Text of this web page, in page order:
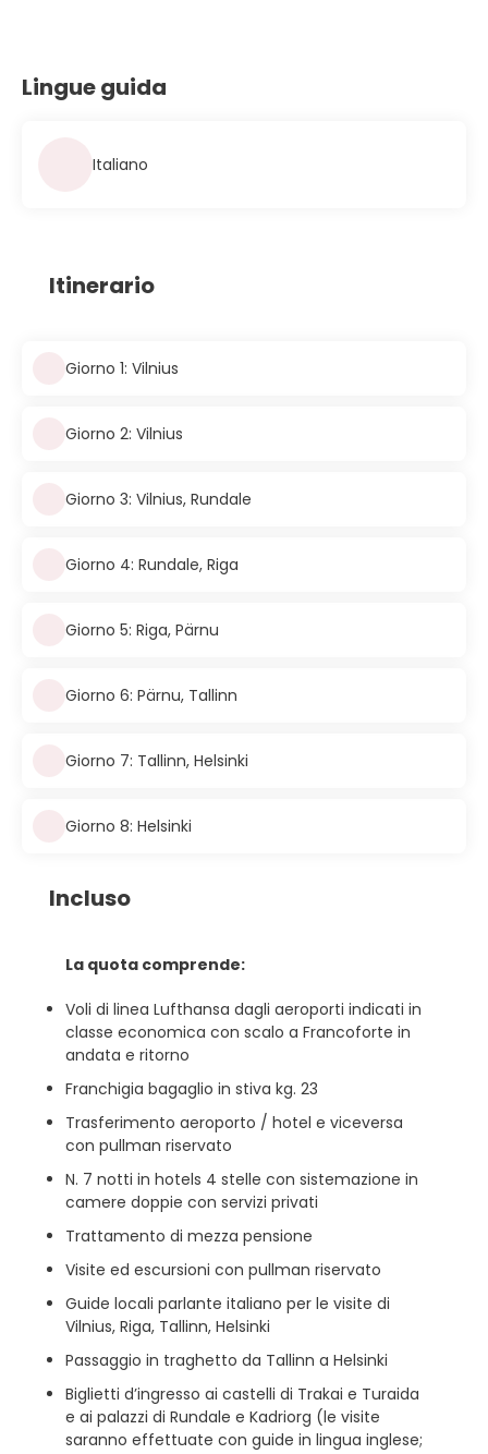
Lingue guida
Italiano
Itinerario
Giorno 1: Vilnius
Giorno 2: Vilnius
Giorno 3: Vilnius, Rundale
Giorno 4: Rundale, Riga
Giorno 5: Riga, Pärnu
Giorno 6: Pärnu, Tallinn
Giorno 7: Tallinn, Helsinki
Giorno 8: Helsinki
Incluso
La quota comprende:
Voli di linea Lufthansa dagli aeroporti indicati in
classe economica con scalo a Francoforte in
andata e ritorno
Franchigia bagaglio in stiva kg. 23
Trasferimento aeroporto / hotel e viceversa
con pullman riservato
N. 7 notti in hotels 4 stelle con sistemazione in
camere doppie con servizi privati
Trattamento di mezza pensione
Visite ed escursioni con pullman riservato
Guide locali parlante italiano per le visite di
Vilnius, Riga, Tallinn, Helsinki
Passaggio in traghetto da Tallinn a Helsinki
Biglietti d’ingresso ai castelli di Trakai e Turaida
e ai palazzi di Rundale e Kadriorg (le visite
saranno effettuate con guide in lingua inglese;